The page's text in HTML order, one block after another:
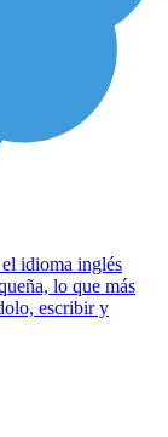
idioma inglés
lo que más
escribir y